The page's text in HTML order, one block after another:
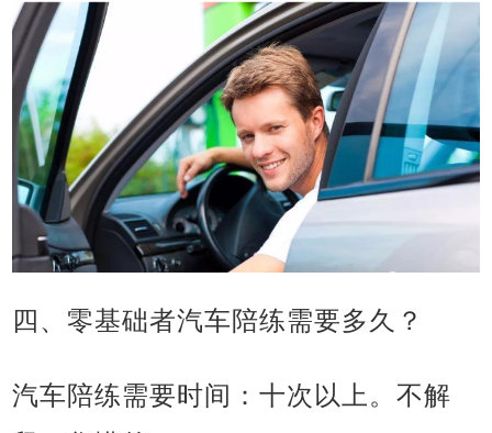
四、零基础者汽车陪练需要多久？
汽车陪练需要时间：十次以上。不解